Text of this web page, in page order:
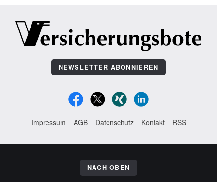
NEWSLETTER ABONNIEREN
Impressum AGB Datenschutz Kontakt RSS
NACH OBEN